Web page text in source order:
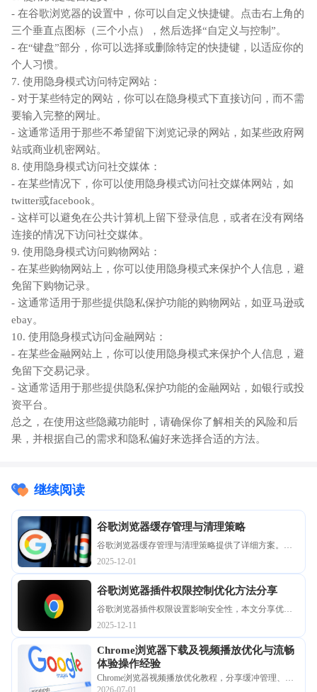
- 在谷歌浏览器的设置中，你可以自定义快捷键。点击右上角的
三个垂直点图标（三个小点），然后选择“自定义与控制”。
- 在“键盘”部分，你可以选择或删除特定的快捷键，以适应你的
个人习惯。
7. 使用隐身模式访问特定网站：
- 对于某些特定的网站，你可以在隐身模式下直接访问，而不需
要输入完整的网址。
- 这通常适用于那些不希望留下浏览记录的网站，如某些政府网
站或商业机密网站。
8. 使用隐身模式访问社交媒体：
- 在某些情况下，你可以使用隐身模式访问社交媒体网站，如
twitter或facebook。
- 这样可以避免在公共计算机上留下登录信息，或者在没有网络
连接的情况下访问社交媒体。
9. 使用隐身模式访问购物网站：
- 在某些购物网站上，你可以使用隐身模式来保护个人信息，避
免留下购物记录。
- 这通常适用于那些提供隐私保护功能的购物网站，如亚马逊或
ebay。
10. 使用隐身模式访问金融网站：
- 在某些金融网站上，你可以使用隐身模式来保护个人信息，避
免留下交易记录。
- 这通常适用于那些提供隐私保护功能的金融网站，如银行或投
资平台。
总之，在使用这些隐藏功能时，请确保你了解相关的风险和后
果，并根据自己的需求和隐私偏好来选择合适的方法。
继续阅读
谷歌浏览器缓存管理与清理策略
谷歌浏览器缓存管理与清理策略提供了详细方案。用
户定期管理缓存文件，能够释放空间并显著提升页面
加载速度。
2025-12-01
谷歌浏览器插件权限控制优化方法分享
谷歌浏览器插件权限设置影响安全性，本文分享优化
方法和操作技巧，帮助用户合理配置插件权限，保障
数据安全。
2025-12-11
Chrome浏览器下载及视频播放优化与流畅
体验操作经验
Chrome浏览器视频播放优化教程，分享缓冲管理、性